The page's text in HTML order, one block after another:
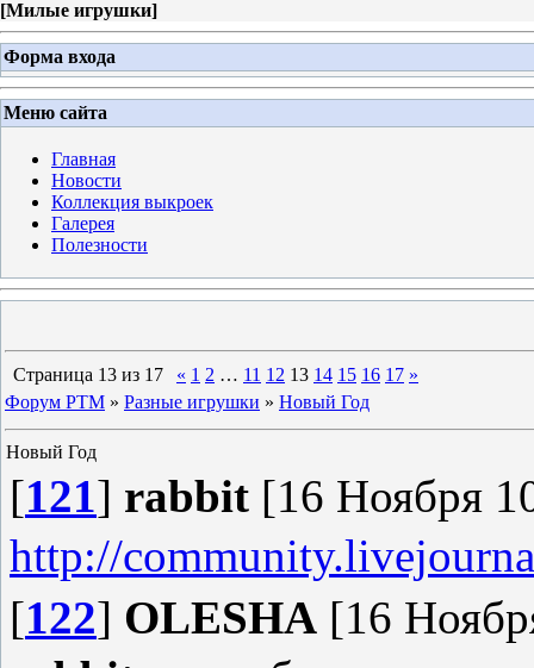
[Милые игрушки]
Форма входа
Меню сайта
Главная
Новости
Коллекция выкроек
Галерея
Полезности
Страница 13 из 17 « 1 2 … 11 12 13 14 15 16 17 »
Форум PTM » Разные игрушки » Новый Год
Новый Год
[121] rabbit [16 Ноября
http://
[122] OLESHA [16